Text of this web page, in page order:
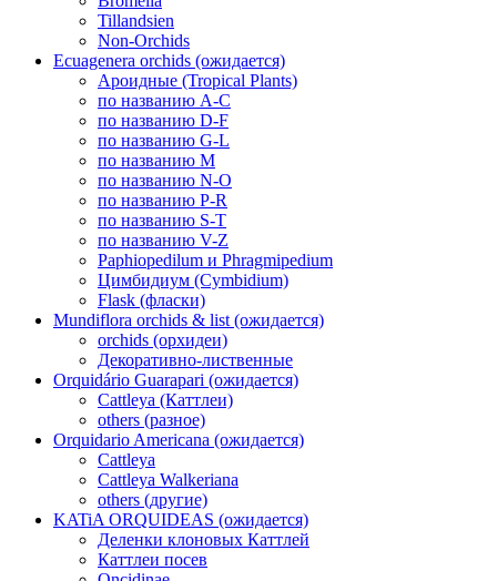
Tillandsien
Non-Orchids
Ecuagenera orchids (ожидается)
Ароидные (Tropical Plants)
по названию A-C
по названию D-F
по названию G-L
по названию M
по названию N-O
по названию P-R
по названию S-T
по названию V-Z
Paphiopedilum и Phragmipedium
Цимбидиум (Cymbidium)
Flask (фласки)
Mundiflora orchids & list (ожидается)
orchids (орхидеи)
Декоративно-лиственные
Orquidário Guarapari (ожидается)
Cattleya (Каттлеи)
others (разное)
Orquidario Americana (ожидается)
Cattleya
Cattleya Walkeriana
others (другие)
KATiA ORQUIDEAS (ожидается)
Деленки клоновых Каттлей
Каттлеи посев